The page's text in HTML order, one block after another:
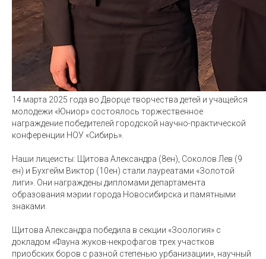
14 марта 2025 года во Дворце творчества детей и учащейся
молодежи «Юниор» состоялось торжественное
награждение победителей городской научно-практической
конференции НОУ «Сибирь».
Наши лицеисты: Щитова Александра (8ен), Соколов Лев (9
ен) и Бухгейм Виктор (10ен) стали лауреатами «Золотой
лиги». Они награждены дипломами департамента
образования мэрии города Новосибирска и памятными
знаками.
Щитова Александра победила в секции «Зоология» с
докладом «Фауна жуков-некрофагов трех участков
приобских боров с разной степенью урбанизации», научный